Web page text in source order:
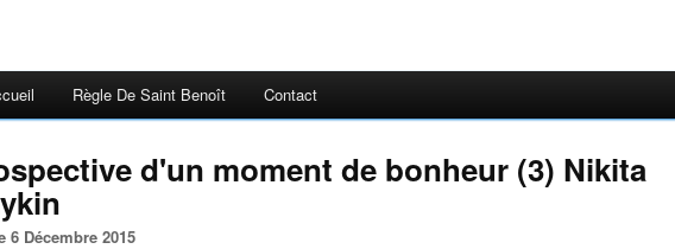
Règle De Saint Benoît Contact
d'un moment de bonheur (3) Nikita
6 Décembre 2015